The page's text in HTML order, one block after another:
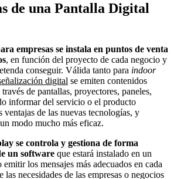
de una Pantalla Digital
empresas se instala en puntos de venta
, en función del proyecto de cada negocio y
conseguir. Válida tanto para indoor
digital se emiten contenidos
de pantallas, proyectores, paneles,
informar del servicio o el producto
ventajas de las nuevas tecnologías, y
modo mucho más eficaz.
se controla y gestiona de forma
un software que estará instalado en un
los mensajes más adecuados en cada
necesidades de las empresas o negocios